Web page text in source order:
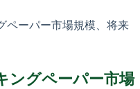
ペーパー市場規模、将来
ングペーパー市場